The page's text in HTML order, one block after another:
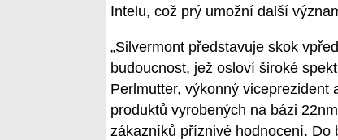
Intelu, což prý umožní další
„Silvermont představuje skok
budoucnost, jež osloví široké
Perlmutter, výkonný viceprezident
produktů vyrobených na bázi
zákazníků příznivé hodnocení. Do